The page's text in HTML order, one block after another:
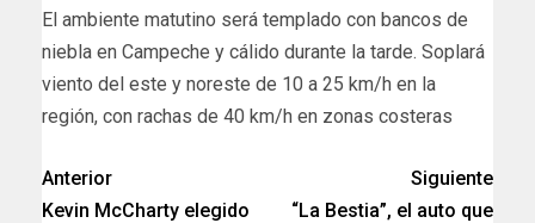
El ambiente matutino será templado con bancos de
niebla en Campeche y cálido durante la tarde. Soplará
viento del este y noreste de 10 a 25 km/h en la
región, con rachas de 40 km/h en zonas costeras
Anterior
Kevin McCharty elegido
Siguiente
“La Bestia”, el auto que